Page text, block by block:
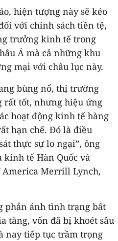
hiện tượng này sẽ kéo
với chính sách tiền tệ,
trưởng kinh tế trong
Á mà cả những khu
mại với châu lục này.
bùng nổ, thị trường
rất tốt, nhưng hiệu ứng
hoạt động kinh tế hàng
hạn chế. Đó là điều
thực sự lo ngại”, ông
kinh tế Hàn Quốc và
America Merrill Lynch,
phản ánh tình trạng bất
tăng, vốn đã bị khoét sâu
nay tiếp tục trầm trọng